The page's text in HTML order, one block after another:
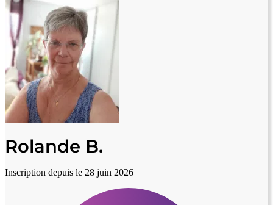
Rolande B.
Inscription depuis le 28 juin 2026